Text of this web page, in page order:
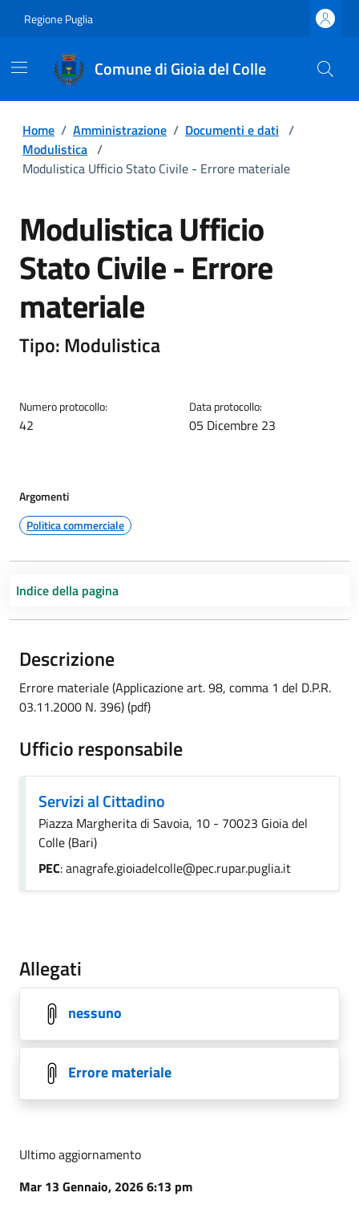
Regione Puglia
Comune di Gioia del Colle
Home / Amministrazione / Documenti e dati /
Modulistica /
Modulistica Ufficio Stato Civile - Errore materiale
Modulistica Ufficio
Stato Civile - Errore
materiale
Tipo: Modulistica
Numero protocollo:
42
Data protocollo:
05 Dicembre 23
Argomenti
Politica commerciale
Indice della pagina
Descrizione
Errore materiale (Applicazione art. 98, comma 1 del D.P.R.
03.11.2000 N. 396) (pdf)
Ufficio responsabile
Servizi al Cittadino
Piazza Margherita di Savoia, 10 - 70023 Gioia del
Colle (Bari)
PEC: anagrafe.gioiadelcolle@pec.rupar.puglia.it
Allegati
nessuno
Errore materiale
Ultimo aggiornamento
Mar 13 Gennaio, 2026 6:13 pm